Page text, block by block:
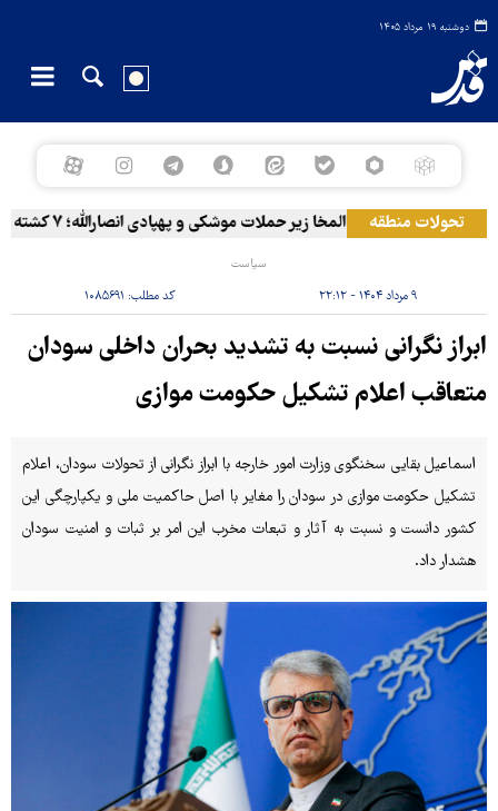
دوشنبه ۱۹ مرداد ۱۴۰۵
تحولات منطقه المخا زیر حملات موشکی و پهپادی انصارالله؛ ۷ کشته و ۳۰ زخمی
سیاست
۹ مرداد ۱۴۰۴ - ۲۲:۱۲ کد مطلب: ۱۰۸۵۶۹۱
ابراز نگرانی نسبت به تشدید بحران داخلی سودان
متعاقب اعلام تشکیل حکومت موازی
اسماعیل بقایی سخنگوی وزارت امور خارجه با ابراز نگرانی از تحولات سودان، اعلام
تشکیل حکومت موازی در سودان را مغایر با اصل حاکمیت ملی و یکپارچگی این
کشور دانست و نسبت به آثار و تبعات مخرب این امر بر ثبات و امنیت سودان
هشدار داد.